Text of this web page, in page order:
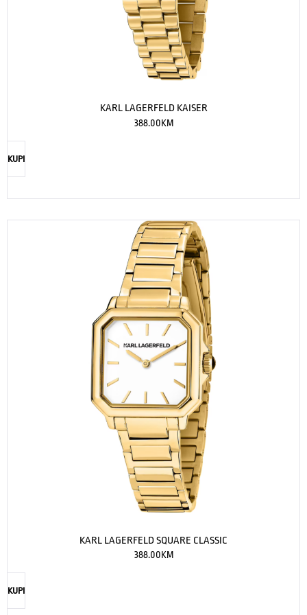
KARL LAGERFELD KAISER
388.00KM
KUPI
KARL LAGERFELD SQUARE CLASSIC
388.00KM
KUPI